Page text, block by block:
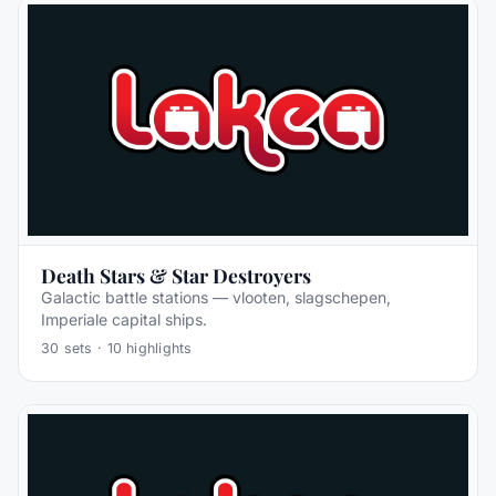
Death Stars & Star Destroyers
Galactic battle stations — vlooten, slagschepen,
Imperiale capital ships.
30 sets · 10 highlights